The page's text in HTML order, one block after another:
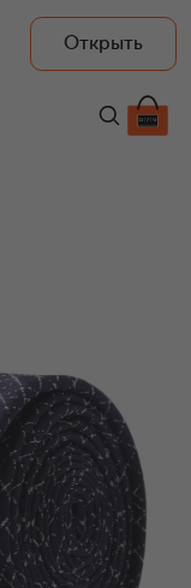
Открыть
8 810 ₽